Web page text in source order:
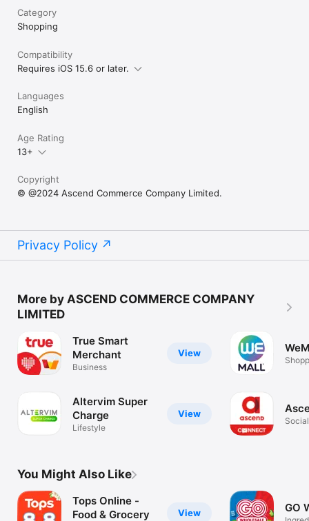
Category
Shopping
Compatibility
Requires iOS 15.6 or later.
Languages
English
Age Rating
13+
Copyright
© @2024 Ascend Commerce Company Limited.
Privacy Policy
More by ASCEND COMMERCE COMPANY
LIMITED
View
True Smart
Merchant
Business
View
Altervim Super
Charge
Lifestyle
You Might Also Like
View
Tops Online -
Food & Grocery
GO